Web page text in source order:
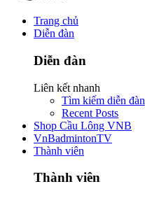
Trang chủ
Diễn đàn
Diễn đàn
Liên kết nhanh
Tìm kiếm diễn đàn
Recent Posts
Shop Cầu Lông VNB
VnBadmintonTV
Thành viên
Thành viên